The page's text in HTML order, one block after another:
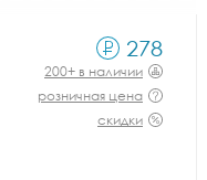
278
200+ в наличии
розничная цена
скидки